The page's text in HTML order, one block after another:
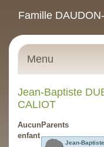
Famille
Menu
Jean-Baptiste
CALIOT
Aucun
enfant
Parents
Jean-Baptiste